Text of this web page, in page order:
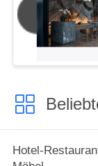
Hotel-